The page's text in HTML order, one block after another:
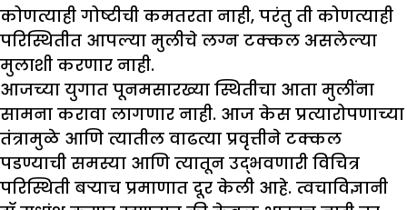
कोणत्याही गोष्टीची कमतरता नाही, परंतु ती कोणत्याही
परिस्थितीत आपल्या मुलीचे लग्न टक्कल असलेल्या
मुलाशी करणार नाही.
आजच्या युगात पूनमसारख्या स्थितीचा आता मुलींना
सामना करावा लागणार नाही. आज केस प्रत्यारोपणाच्या
तंत्रामुळे आणि त्यातील वाढत्या प्रवृत्तीने टक्कल
पडण्याची समस्या आणि त्यातून उद्भवणारी विचित्र
परिस्थिती बऱ्याच प्रमाणात दूर केली आहे. त्वचाविज्ञानी